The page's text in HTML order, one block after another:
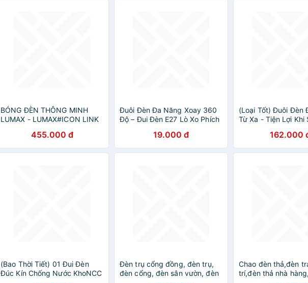
BÓNG ĐÈN THÔNG MINH
LUMAX - LUMAX#ICON LINK
- ĐIỀU CHỈNH MÀU SẮC - KẾT
NỐI VỚI ĐIỆN THOẠI
455.000 đ
Đuôi Đèn Đa Năng Xoay 360
Độ – Đui Đèn E27 Lò Xo Phích
và Linh Hoạt Trong Mọi Không
Gian - HÀNG CHÍNH HÃNG
MINIIN
19.000 đ
(Loại Tốt) Đuôi Đèn
Từ Xa - Tiện Lợi Khi
Bên - KLM-
Trắng)
162.000
(Bao Thời Tiết) 01 Đui Đèn
Đúc Kín Chống Nước KhoNCC
Đèn trụ cổng đồng, đèn trụ,
đèn cổng, đèn sân vườn, đèn
Chao đèn thả,đèn
trí,đèn thả nhà